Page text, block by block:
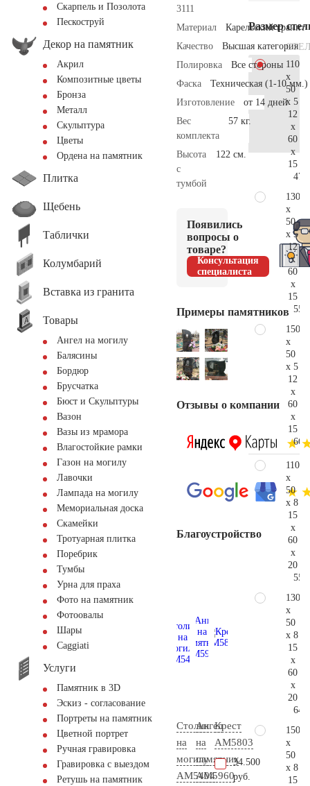
Скарпель и Позолота
Пескоструй
Декор на памятник
Акрил
Композитные цветы
Бронза
Металл
Скульптура
Цветы
Ордена на памятник
Плитка
Щебень
Таблички
Колумбарий
Вставка из гранита
Товары
Ангел на могилу
Балясины
Бордюр
Брусчатка
Бюст и Скульптуры
Вазон
Вазы из мрамора
Влагостойкие рамки
Газон на могилу
Лавочки
Лампада на могилу
Мемориальная доска
Скамейки
Тротуарная плитка
Поребрик
Тумбы
Урна для праха
Фото на памятник
Фотоовалы
Шары
Сaggiati
Услуги
Памятник в 3D
Эскиз - согласование
Портреты на памятник
Цветной портрет
Ручная гравировка
Гравировка с выездом
Ретушь на памятник
3111
Материал
Карельский гранит
Качество
Высшая категория
Полировка
Все стороны
Фаска
Техническая (1-10 мм.)
Изготовление
от 14 дней
Вес
комплекта
57 кг.
Высота
с
тумбой
122 см.
Появились
вопросы о
товаре?
Консультация
специалиста
Примеры памятников
Отзывы о компании
Благоустройство
Столик
на
могилу
AM5404
Ангел
на
памятник
AM5960
Крест
AM5803
34.500
руб.
Размер
110
x
50
x 5
12
x
60
x
15
130
x
50
x 5
12
x
60
x
15
150
x
50
x 5
12
x
60
x
15
110
x
50
x 8
15
x
60
x
20
130
x
50
x 8
15
x
60
x
20
150
x
50
x 8
15